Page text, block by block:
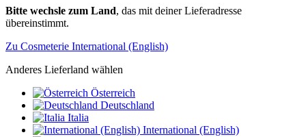
Bitte wechsle zum Land, das mit deiner Lieferadresse
übereinstimmt.
Zu Cosmeterie International (English)
Anderes Lieferland wählen
Österreich
Deutschland
Italia
International (English)